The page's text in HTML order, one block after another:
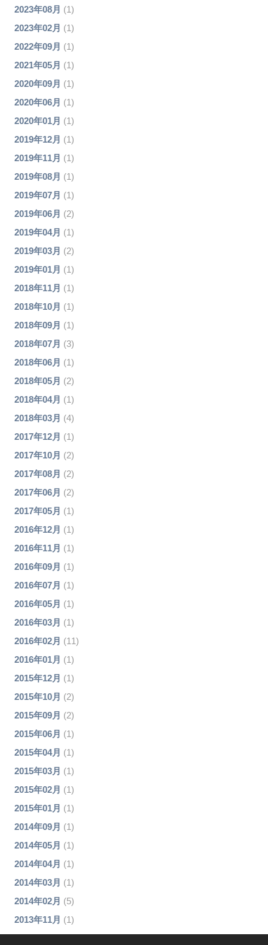
2023年08月 (1)
2023年02月 (1)
2022年09月 (1)
2021年05月 (1)
2020年09月 (1)
2020年06月 (1)
2020年01月 (1)
2019年12月 (1)
2019年11月 (1)
2019年08月 (1)
2019年07月 (1)
2019年06月 (2)
2019年04月 (1)
2019年03月 (2)
2019年01月 (1)
2018年11月 (1)
2018年10月 (1)
2018年09月 (1)
2018年07月 (3)
2018年06月 (1)
2018年05月 (2)
2018年04月 (1)
2018年03月 (4)
2017年12月 (1)
2017年10月 (2)
2017年08月 (2)
2017年06月 (2)
2017年05月 (1)
2016年12月 (1)
2016年11月 (1)
2016年09月 (1)
2016年07月 (1)
2016年05月 (1)
2016年03月 (1)
2016年02月 (11)
2016年01月 (1)
2015年12月 (1)
2015年10月 (2)
2015年09月 (2)
2015年06月 (1)
2015年04月 (1)
2015年03月 (1)
2015年02月 (1)
2015年01月 (1)
2014年09月 (1)
2014年05月 (1)
2014年04月 (1)
2014年03月 (1)
2014年02月 (5)
2013年11月 (1)